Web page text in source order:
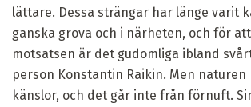
lättare. Dessa strängar har länge varit
ganska grova och i närheten, och för
motsatsen är det gudomliga ibland
person Konstantin Raikin. Men naturen
känslor, och det går inte från förnuft.